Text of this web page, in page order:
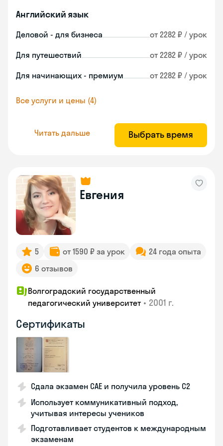
Английский язык
Деловой - для бизнеса от 2282 ₽ / урок
Для путешествий от 2282 ₽ / урок
Для начинающих - премиум от 2282 ₽ / урок
Все услуги и цены (4)
Читать дальше Выбрать время
Евгения
5 от 1590 ₽ за урок
24 года опыта
6 отзывов
Волгоградский государственный
педагогический университет • 2001 г.
Сертификаты
Сдала экзамен CAE и получила уровень С2
Использует коммуникативный подход,
учитывая интересы учеников
Подготавливает студентов к международным
экзаменам